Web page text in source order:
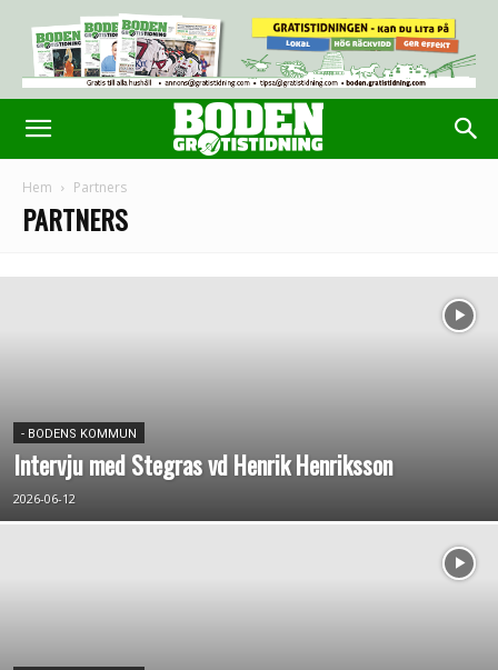
Hem Partners
PARTNERS
- BODENS KOMMUN
Intervju med Stegras vd Henrik Henriksson
2026-06-12